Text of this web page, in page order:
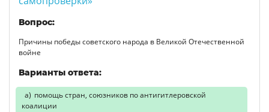
Вопрос:
Причины победы советского народа в Великой Отечественной
войне
Варианты ответа:
помощь стран, союзников по антигитлеровской
коалиции